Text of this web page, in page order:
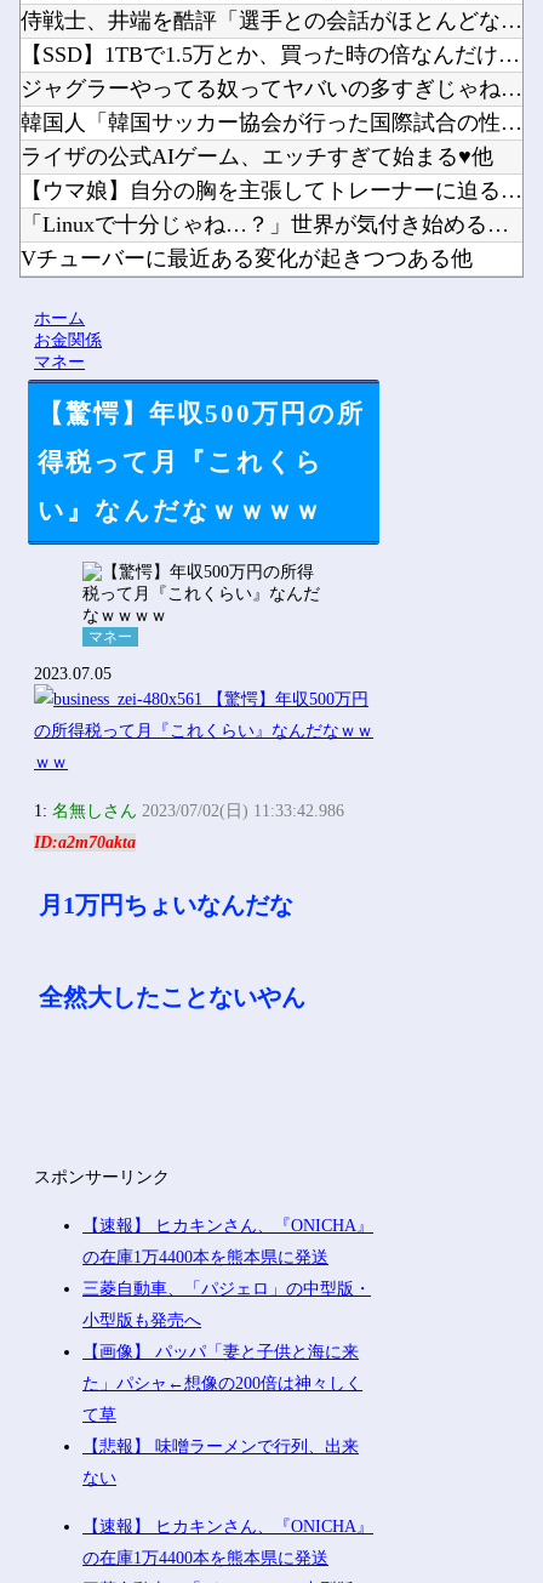
侍戦士、井端を酷評「選手との会話がほとんどなく意思疎通が難し...
【SSD】1TBで1.5万とか、買った時の倍なんだけど今だと...
ジャグラーやってる奴ってヤバいの多すぎじゃね？？？他
韓国人「韓国サッカー協会が行った国際試合の性的接待の全容がこ...
ライザの公式AIゲーム、エッチすぎて始まる♥他
【ウマ娘】自分の胸を主張してトレーナーに迫るルラち他
「Linuxで十分じゃね…？」世界が気付き始める Linux...
Vチューバーに最近ある変化が起きつつある他
ホーム
お金関係
マネー
【驚愕】年収500万円の所
得税って月『これくら
い』なんだなｗｗｗｗ
マネー
2023.07.05
1:名無しさん 2023/07/02(日) 11:33:42.986
ID:a2m70akta
月1万円ちょいなんだな
全然大したことないやん
スポンサーリンク
【速報】 ヒカキンさん、『ONICHA』
の在庫1万4400本を熊本県に発送
三菱自動車、「パジェロ」の中型版・
小型版も発売へ
【画像】 パッパ「妻と子供と海に来
た」パシャ←想像の200倍は神々しく
て草
【悲報】 味噌ラーメンで行列、出来
ない
【速報】 ヒカキンさん、『ONICHA』
の在庫1万4400本を熊本県に発送